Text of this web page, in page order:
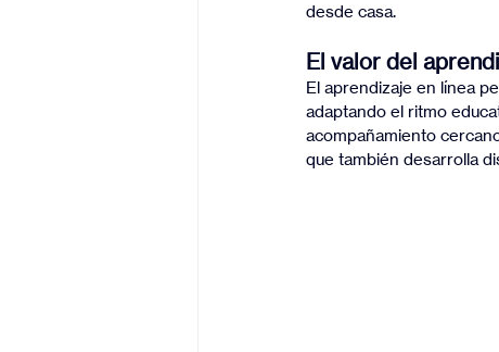
desde casa.
El valor del
El aprendizaje en línea
adaptando el ritmo
acompañamiento
que también desarrolla